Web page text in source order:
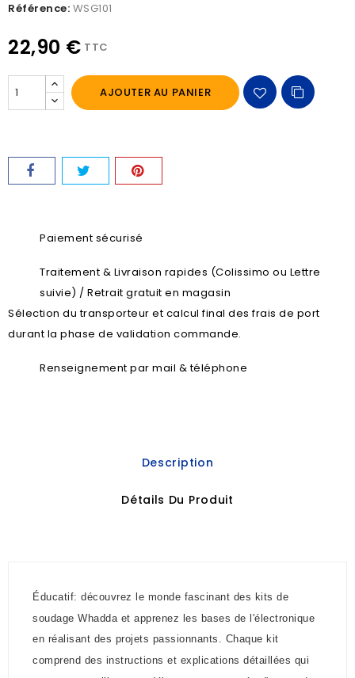
Référence: WSG101
22,90 € TTC
AJOUTER AU PANIER
Paiement sécurisé
Traitement & Livraison rapides (Colissimo ou Lettre
suivie) / Retrait gratuit en magasin
Sélection du transporteur et calcul final des frais de port
durant la phase de validation commande.
Renseignement par mail & téléphone
Description
Détails Du Produit
Éducatif: découvrez le monde fascinant des kits de
soudage Whadda et apprenez les bases de l'électronique
en réalisant des projets passionnants. Chaque kit
comprend des instructions et explications détaillées qui